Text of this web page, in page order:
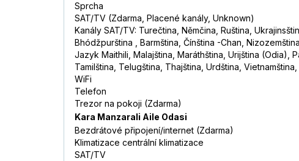
Sprcha
SAT/TV (Zdarma, Placené kanály, Unknown)
Kanály SAT/TV: Turečtina, Němčina, Ruština,
Bhódžpurština , Barmština, Čínština -Chan,
Jazyk Maithili, Malajština, Maráthština, Urijština (Odia),
Tamilština, Telugština, Thajština, Urdština,
WiFi
Telefon
Trezor na pokoji (Zdarma)
Kara Manzarali Aile Odasi
Bezdrátové připojení/internet (Zdarma)
Klimatizace centrální klimatizace
SAT/TV